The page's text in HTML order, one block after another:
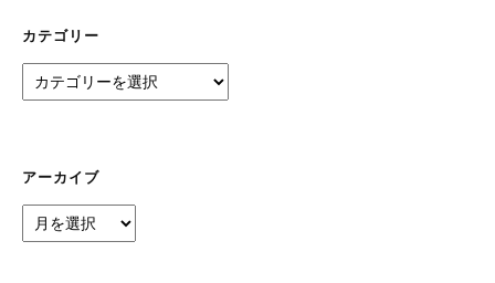
カテゴリー
テ
ー
アーカイブ
ー